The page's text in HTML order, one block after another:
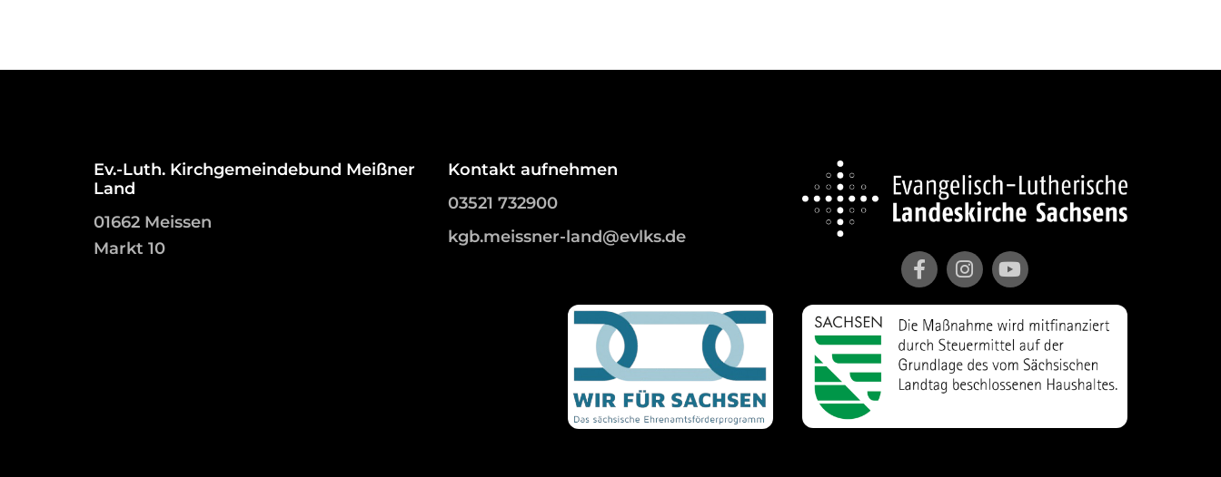
Ev.-Luth. Kirchgemeindebund Meißner
Land
01662 Meissen
Markt 10
Kontakt aufnehmen
03521 732900
kgb.meissner-land@evlks.de